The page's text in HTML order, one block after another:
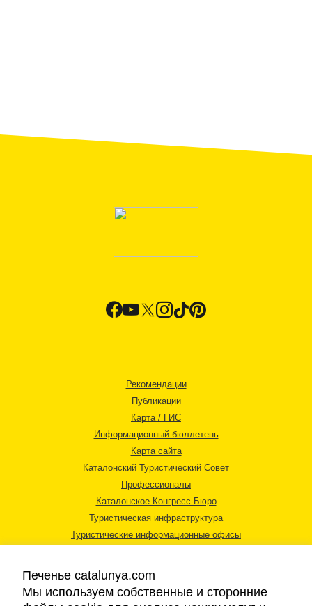
Рекомендации
Публикации
Карта / ГИС
Информационный бюллетень
Карта сайта
Каталонский Туристический Совет
Профессионалы
Каталонское Конгресс-Бюро
Туристическая инфраструктура
Туристические информационные офисы
Печенье catalunya.com
Мы используем собственные и сторонние